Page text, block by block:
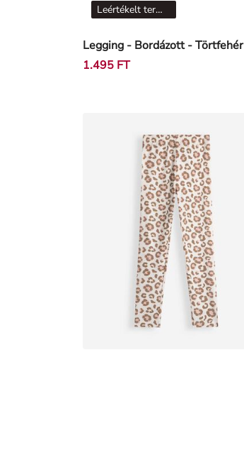
Legging - Bordázott - Törtfehér
Leértékelt termékek
1.495 FT